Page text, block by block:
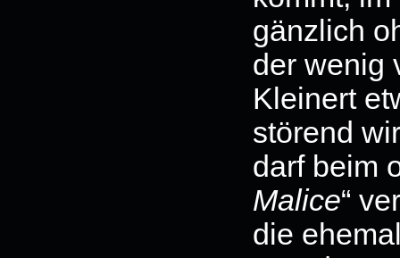
gänzlich
der wenig
Kleinert
störend
darf beim
Malice“
die